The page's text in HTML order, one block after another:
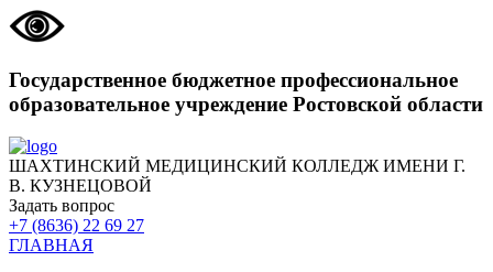
Государственное бюджетное профессиональное
образовательное учреждение Ростовской области
ШАХТИНСКИЙ МЕДИЦИНСКИЙ КОЛЛЕДЖ ИМЕНИ Г.
В. КУЗНЕЦОВОЙ
Задать вопрос
+7 (8636) 22 69 27
ГЛАВНАЯ